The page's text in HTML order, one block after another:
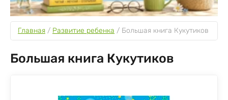
Главная / Развитие ребенка / Большая книга Кукутиков
Большая книга Кукутиков